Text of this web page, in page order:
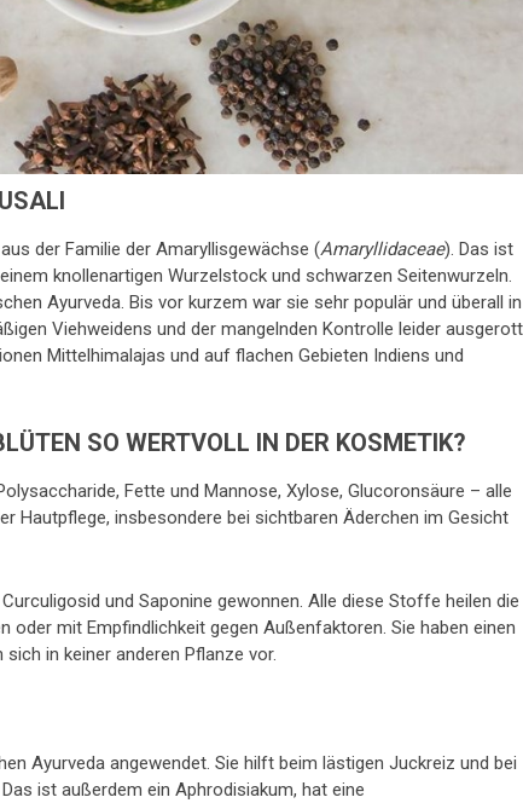
der Familie der Amaryllisgewächse (Amaryllidaceae). Das ist
knollenartigen Wurzelstock und schwarzen Seitenwurzeln.
Ayurveda. Bis vor kurzem war sie sehr populär und überall in
Viehweidens und der mangelnden Kontrolle leider
Mittelhimalajas und auf flachen Gebieten Indiens und
SO WERTVOLL IN DER KOSMETIK?
Fette und Mannose, Xylose, Glucoronsäure – alle
Hautpflege, insbesondere bei sichtbaren Äderchen im Gesicht
und Saponine gewonnen. Alle diese Stoffe heilen die
oder mit Empfindlichkeit gegen Außenfaktoren. Sie haben einen
in keiner anderen Pflanze vor.
Ayurveda angewendet. Sie hilft beim lästigen Juckreiz und bei
ist außerdem ein Aphrodisiakum, hat eine